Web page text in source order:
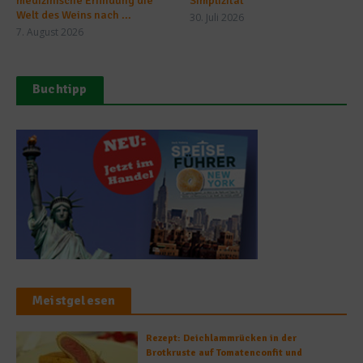
Welt des Weins nach ...
7. August 2026
30. Juli 2026
Buchtipp
Meistgelesen
Rezept: Deichlammrücken in der
Brotkruste auf Tomatenconfit und